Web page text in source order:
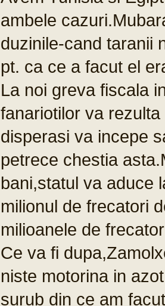
ambele
duzinile-cand taranii
pt. ca ce a facut el
La noi greva fiscala
fanariotilor va
disperasi va incepe
petrece chestia
bani,statul va aduce
milionul de frecatori
milioanele de
Ce va fi
niste motorina in
surub din ce am